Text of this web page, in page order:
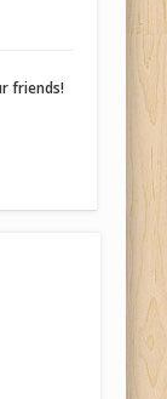
friends!